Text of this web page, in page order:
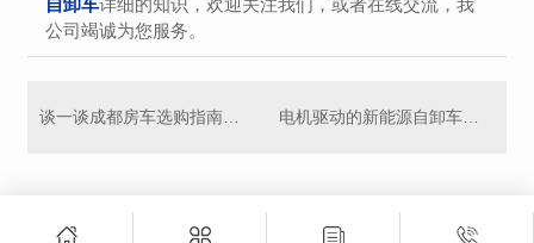
自卸车详细的知识，欢迎关注我们，或者在线交流，我
公司竭诚为您服务。